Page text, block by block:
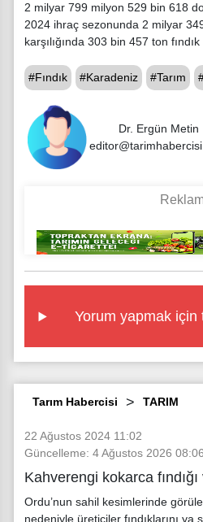
2 milyar 799 milyon 529 bin 618
2024 ihraç sezonunda 2 milyar
karşılığında 303 bin 457 ton fındık
#Fındık #Karadeniz #Tarım
Dr. Ergün Metin
Yorum yapmak için
Tarım Habercisi TARIM
22 Ağustos 2024 11:02
Güncelleme: 4 Ağustos 2026 08:06
Kahverengi kokarca
Ordu’nun sahil kesimlerinde
nedeniyle üreticiler fındıklarını ya